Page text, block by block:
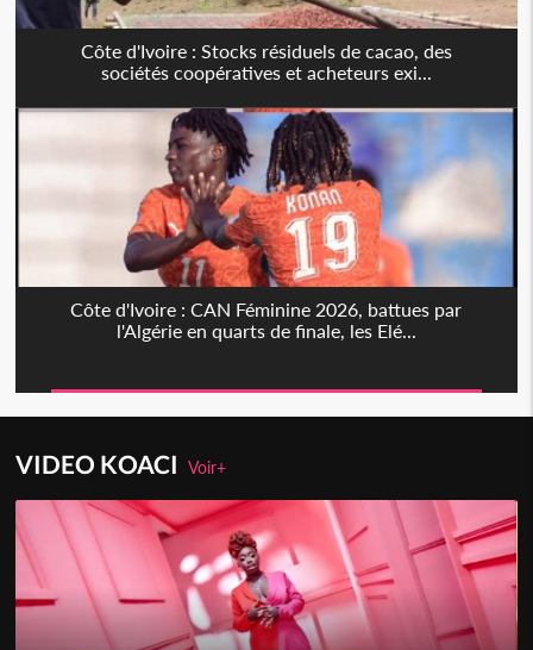
Côte d'Ivoire : Stocks résiduels de cacao, des
sociétés coopératives et acheteurs exi...
Côte d'Ivoire : CAN Féminine 2026, battues par
l'Algérie en quarts de finale, les Elé...
VIDEO KOACIVoir+